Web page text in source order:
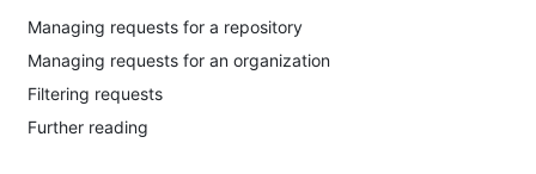
Managing requests for a repository
Managing requests for an organization
Filtering requests
Further reading